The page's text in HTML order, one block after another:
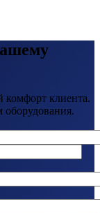
комфорт клиента.
оборудования.